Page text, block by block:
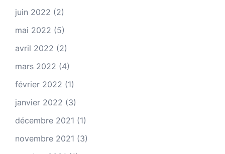
juin 2022 (2)
mai 2022 (5)
avril 2022 (2)
mars 2022 (4)
février 2022 (1)
janvier 2022 (3)
décembre 2021 (1)
novembre 2021 (3)